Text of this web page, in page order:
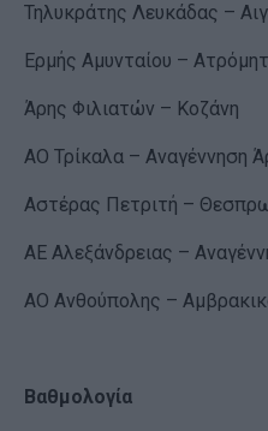
Τηλυκράτης Λευκάδας –
Ερμής Αμυνταίου –
Άρης Φιλιατών – Κοζάνη
ΑΟ Τρίκαλα – Αναγέννηση
Αστέρας Πετριτή –
ΑΕ Αλεξάνδρειας –
ΑΟ Ανθούπολης –
Βαθμολογία